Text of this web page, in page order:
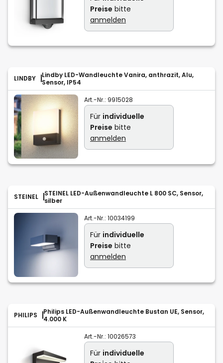
Preise bitte
anmelden
LINDBY
Lindby LED-Wandleuchte Vanira, anthrazit, Alu,
Sensor, IP54
Art.-Nr.: 9915028
Für individuelle
Preise bitte
anmelden
STEINEL
STEINEL LED-Außenwandleuchte L 800 SC, Sensor,
silber
Art.-Nr.: 10034199
Für individuelle
Preise bitte
anmelden
PHILIPS
Philips LED-Außenwandleuchte Bustan UE, Sensor,
4.000 K
Art.-Nr.: 10026573
Für individuelle